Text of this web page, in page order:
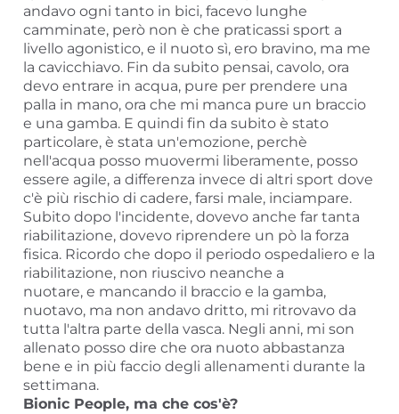
andavo ogni tanto in bici, facevo lunghe
camminate, però non è che praticassi sport a
livello agonistico, e il nuoto sì, ero bravino, ma me
la cavicchiavo. Fin da subito pensai, cavolo, ora
devo entrare in acqua, pure per prendere una
palla in mano, ora che mi manca pure un braccio
e una gamba. E quindi fin da subito è stato
particolare, è stata un'emozione, perchè
nell'acqua posso muovermi liberamente, posso
essere agile, a differenza invece di altri sport dove
c'è più rischio di cadere, farsi male, inciampare.
Subito dopo l'incidente, dovevo anche far tanta
riabilitazione, dovevo riprendere un pò la forza
fisica. Ricordo che dopo il periodo ospedaliero e la
riabilitazione, non riuscivo neanche a
nuotare, e mancando il braccio e la gamba,
nuotavo, ma non andavo dritto, mi ritrovavo da
tutta l'altra parte della vasca. Negli anni, mi son
allenato posso dire che ora nuoto abbastanza
bene e in più faccio degli allenamenti durante la
settimana.
Bionic People, ma che cos'è?